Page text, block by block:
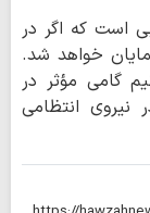
است که اگر در
خواهد شد.
گامی مؤثر در
نیروی انتظامی